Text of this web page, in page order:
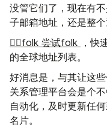
没管它们了，现在有
子邮箱地址，还是整个
👉🏼folk 尝试folk
，快
的全球地址列表。
好消息是，与其让这
关系管理平台会是个
自动化，及时更新任
名片。